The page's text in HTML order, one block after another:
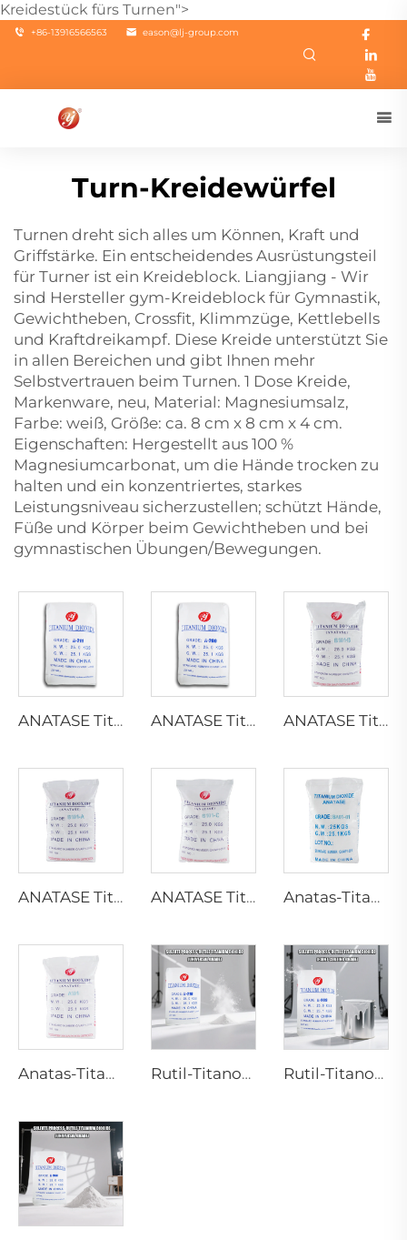
Kreidestück fürs Turnen">
+86-13916566563 eason@lj-group.com
Turn-Kreidewürfel
Turnen dreht sich alles um Können, Kraft und
Griffstärke. Ein entscheidendes Ausrüstungsteil
für Turner ist ein Kreideblock. Liangjiang - Wir
sind Hersteller gym-Kreideblock für Gymnastik,
Gewichtheben, Crossfit, Klimmzüge, Kettlebells
und Kraftdreikampf. Diese Kreide unterstützt Sie
in allen Bereichen und gibt Ihnen mehr
Selbstvertrauen beim Turnen. 1 Dose Kreide,
Markenware, neu, Material: Magnesiumsalz,
Farbe: weiß, Größe: ca. 8 cm x 8 cm x 4 cm.
Eigenschaften: Hergestellt aus 100 %
Magnesiumcarbonat, um die Hände trocken zu
halten und ein konzentriertes, starkes
Leistungsniveau sicherzustellen; schützt Hände,
Füße und Körper beim Gewichtheben und bei
gymnastischen Übungen/Bewegungen.
ANATASE Titan dioxide A211 ANATASE Titan dioxide A200 ANATASE Titandioxid B101-B
ANATASE Titan dioxide B101-A ANATASE Titandioxid B101-C Anatas-Titanoxid BA01-01 | Allgemeine Qualität
Anatas-Titanoxid A101|Allgemeine Qualität Rutil-Titanoxid R218 (Universalqualität) Rutil-Titanoxid R909 (Beschichtungen und Lacke allgemein)